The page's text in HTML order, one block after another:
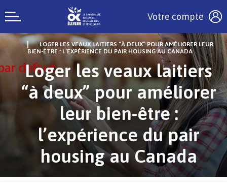
Votre compte
LOGER LES VEAUX LAITIERS “À DEUX” POUR AMÉLIORER LEUR
BIEN-ÊTRE : L’EXPÉRIENCE DU PAIR HOUSING AU CANADA
Loger les veaux laitiers
“à deux” pour améliorer
leur bien-être :
l’expérience du pair
housing au Canada